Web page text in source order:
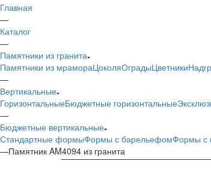
Главная
—
Каталог
—
Памятники из гранита
Памятники из мрамораЦоколяОградыЦветники
—
Вертикальные
ГоризонтальныеБюджетные горизонтальные
—
Бюджетные вертикальные
Стандартные формыФормы с барельефомФормы с
—Памятник AM4094 из гранита